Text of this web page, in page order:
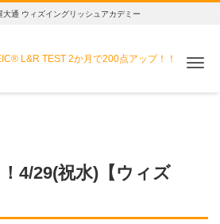
通 ウィズイングリッシュアカデミー
L&R TEST2か月で200点アップ！！
4/29(祝水)【ウィズ